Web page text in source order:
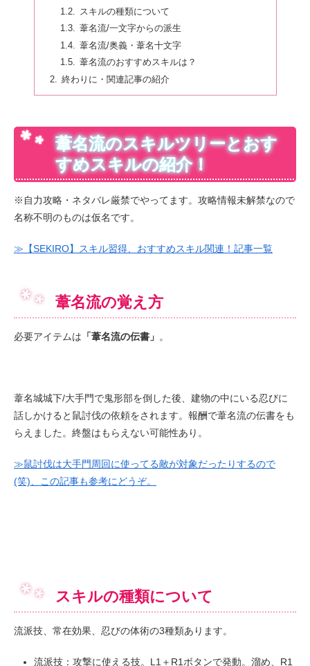
スキルの種類について
葦名流/一文字からの派生
葦名流/奥義・葦名十文字
葦名流のおすすめスキルは？
終わりに・関連記事の紹介
葦名流のスキルツリーとおす
すめスキルの紹介！
※自力攻略・ネタバレ厳禁でやってます。攻略情報未解禁なので
名称不明のものは仮名です。
≫【SEKIRO】スキル習得、おすすめスキル関連！記事一覧
葦名流の覚え方
必要アイテムは 「葦名流の伝書」 。
葦名城城下/大手門で鬼形部を倒した後、建物の中にいる忍びに
話しかけると鼠討伐の依頼をされます。報酬で葦名流の伝書をも
らえました。終盤はもらえない可能性あり。
≫鼠討伐は大手門周回に使ってる敵が対象だったりするので
(笑)、この記事も参考にどうぞ。
スキルの種類について
流派技、常在効果、忍びの体術の3種類あります。
流派技：攻撃に使える技。L1＋R1ボタンで発動。溜め、R1